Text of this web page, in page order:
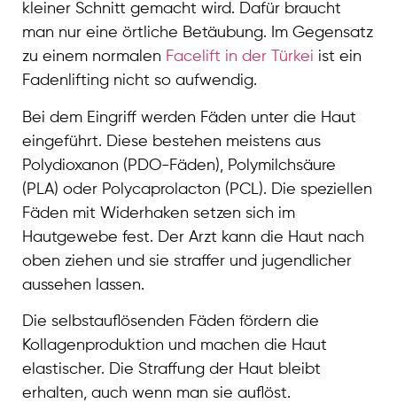
kleiner Schnitt gemacht wird. Dafür braucht
man nur eine örtliche Betäubung. Im Gegensatz
zu einem normalen Facelift in der Türkei ist ein
Fadenlifting nicht so aufwendig.
Bei dem Eingriff werden Fäden unter die Haut
eingeführt. Diese bestehen meistens aus
Polydioxanon (PDO-Fäden), Polymilchsäure
(PLA) oder Polycaprolacton (PCL). Die speziellen
Fäden mit Widerhaken setzen sich im
Hautgewebe fest. Der Arzt kann die Haut nach
oben ziehen und sie straffer und jugendlicher
aussehen lassen.
Die selbstauflösenden Fäden fördern die
Kollagenproduktion und machen die Haut
elastischer. Die Straffung der Haut bleibt
erhalten, auch wenn man sie auflöst.